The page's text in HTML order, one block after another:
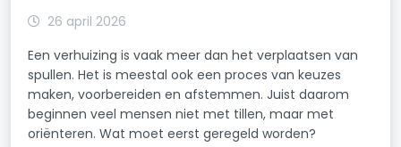
26 april 2026
Een verhuizing is vaak meer dan het verplaatsen van
spullen. Het is meestal ook een proces van keuzes
maken, voorbereiden en afstemmen. Juist daarom
beginnen veel mensen niet met tillen, maar met
oriënteren. Wat moet eerst geregeld worden?